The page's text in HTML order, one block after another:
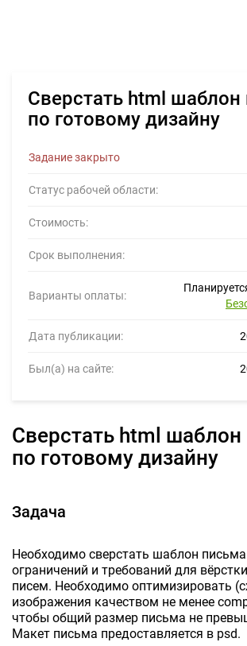
Сверстать html шаблон
по готовому дизайну
Задание закрыто
Статус рабочей области:
Стоимость:
Срок выполнения:
Варианты оплаты:
Дата публикации:
Был(а) на сайте:
Сверстать html шаблон письма
по готовому дизайну
Задача
Необходимо сверстать шаблон
ограничений и требований для
писем. Необходимо оптимизировать
изображения качеством не менее
чтобы общий размер письма не
Макет письма предоставляется в psd.